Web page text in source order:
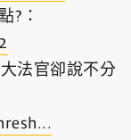
?：
法官卻說不分